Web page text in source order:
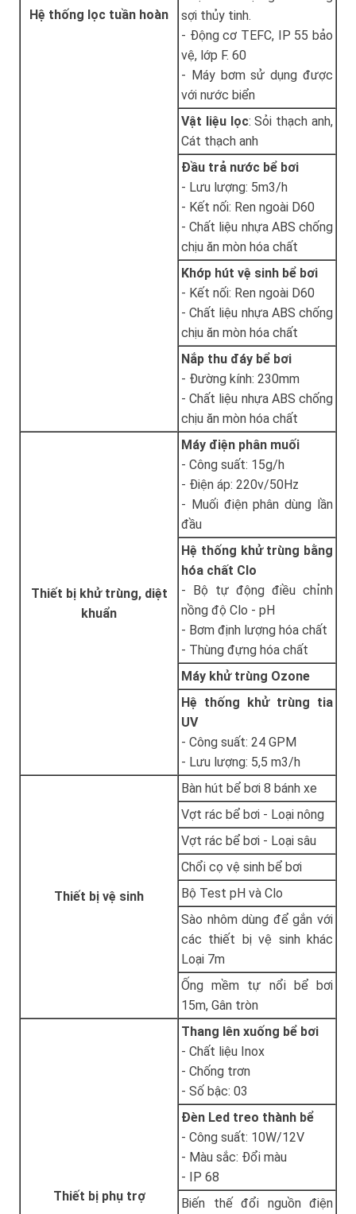
Hệ thống lọc tuần hoàn
sợi thủy tinh.
- Động cơ TEFC, IP 55 bảo
vệ, lớp F. 60
- Máy bơm sử dụng được
với nước biển
Vật liệu lọc: Sỏi thạch anh,
Cát thạch anh
Đầu trả nước bể bơi
- Lưu lượng: 5m3/h
- Kết nối: Ren ngoài D60
- Chất liệu nhựa ABS chống
chịu ăn mòn hóa chất
Khớp hút vệ sinh bể bơi
- Kết nối: Ren ngoài D60
- Chất liệu nhựa ABS chống
chịu ăn mòn hóa chất
Nắp thu đáy bể bơi
- Đường kính: 230mm
- Chất liệu nhựa ABS chống
chịu ăn mòn hóa chất
Thiết bị khử trùng, diệt
khuẩn
Máy điện phân muối
- Công suất: 15g/h
- Điện áp: 220v/50Hz
- Muối điện phân dùng lần
đầu
Hệ thống khử trùng bằng
hóa chất Clo
- Bộ tự động điều chỉnh
nồng độ Clo - pH
- Bơm định lượng hóa chất
- Thùng đựng hóa chất
Máy khử trùng Ozone
Hệ thống khử trùng tia
UV
- Công suất: 24 GPM
- Lưu lượng: 5,5 m3/h
Thiết bị vệ sinh
Bàn hút bể bơi 8 bánh xe
Vợt rác bể bơi - Loại nông
Vợt rác bể bơi - Loại sâu
Chổi cọ vệ sinh bể bơi
Bộ Test pH và Clo
Sào nhôm dùng để gắn với
các thiết bị vệ sinh khác
Loại 7m
Ống mềm tự nổi bể bơi
15m, Gân tròn
Thiết bị phụ trợ
Thang lên xuống bể bơi
- Chất liệu Inox
- Chống trơn
- Số bậc: 03
Đèn Led treo thành bể
- Công suất: 10W/12V
- Màu sắc: Đổi màu
- IP 68
Biến thế đổi nguồn điện